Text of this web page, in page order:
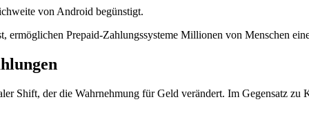
von Android begünstigt.
Prepaid-Zahlungssysteme Millionen von Menschen
Shift, der die Wahrnehmung für Geld verändert. Im Gegensatz